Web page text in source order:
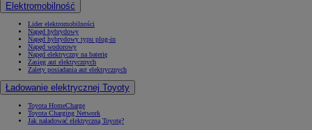
Elektromobilność
Lider elektromobilności
Napęd hybrydowy
Napęd hybrydowy typu plug-in
Napęd wodorowy
Napęd elektryczny na baterię
Zasięg aut elektrycznych
Zalety posiadania aut elektrycznych
Ładowanie elektrycznej Toyoty
Toyota HomeCharge
Toyota Charging Network
Jak naładować elektryczną Toyotę?